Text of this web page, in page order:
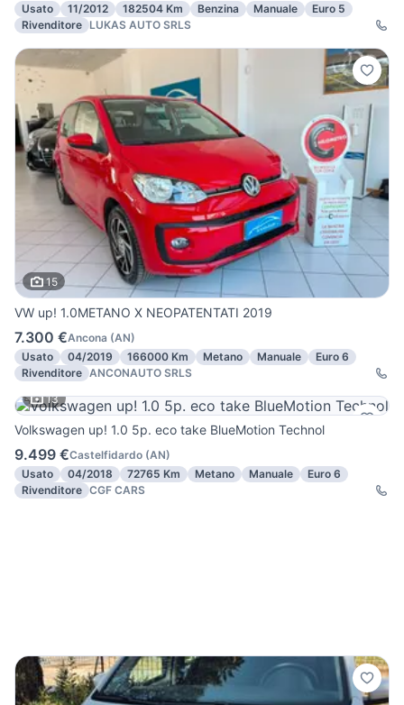
Usato
11/2012 182504 Km Benzina Manuale
Euro 5
Rivenditore
LUKAS AUTO SRLS
15
VW up! 1.0METANO X NEOPATENTATI 2019
7.300 €Ancona (AN)
Usato
04/2019 166000 Km Metano Manuale
Euro 6
Rivenditore ANCONAUTO SRLS
13
Volkswagen up! 1.0 5p. eco take BlueMotion Technol
9.499 €Castelfidardo (AN)
Usato
04/2018 72765 Km Metano Manuale
Euro 6
Rivenditore CGF CARS